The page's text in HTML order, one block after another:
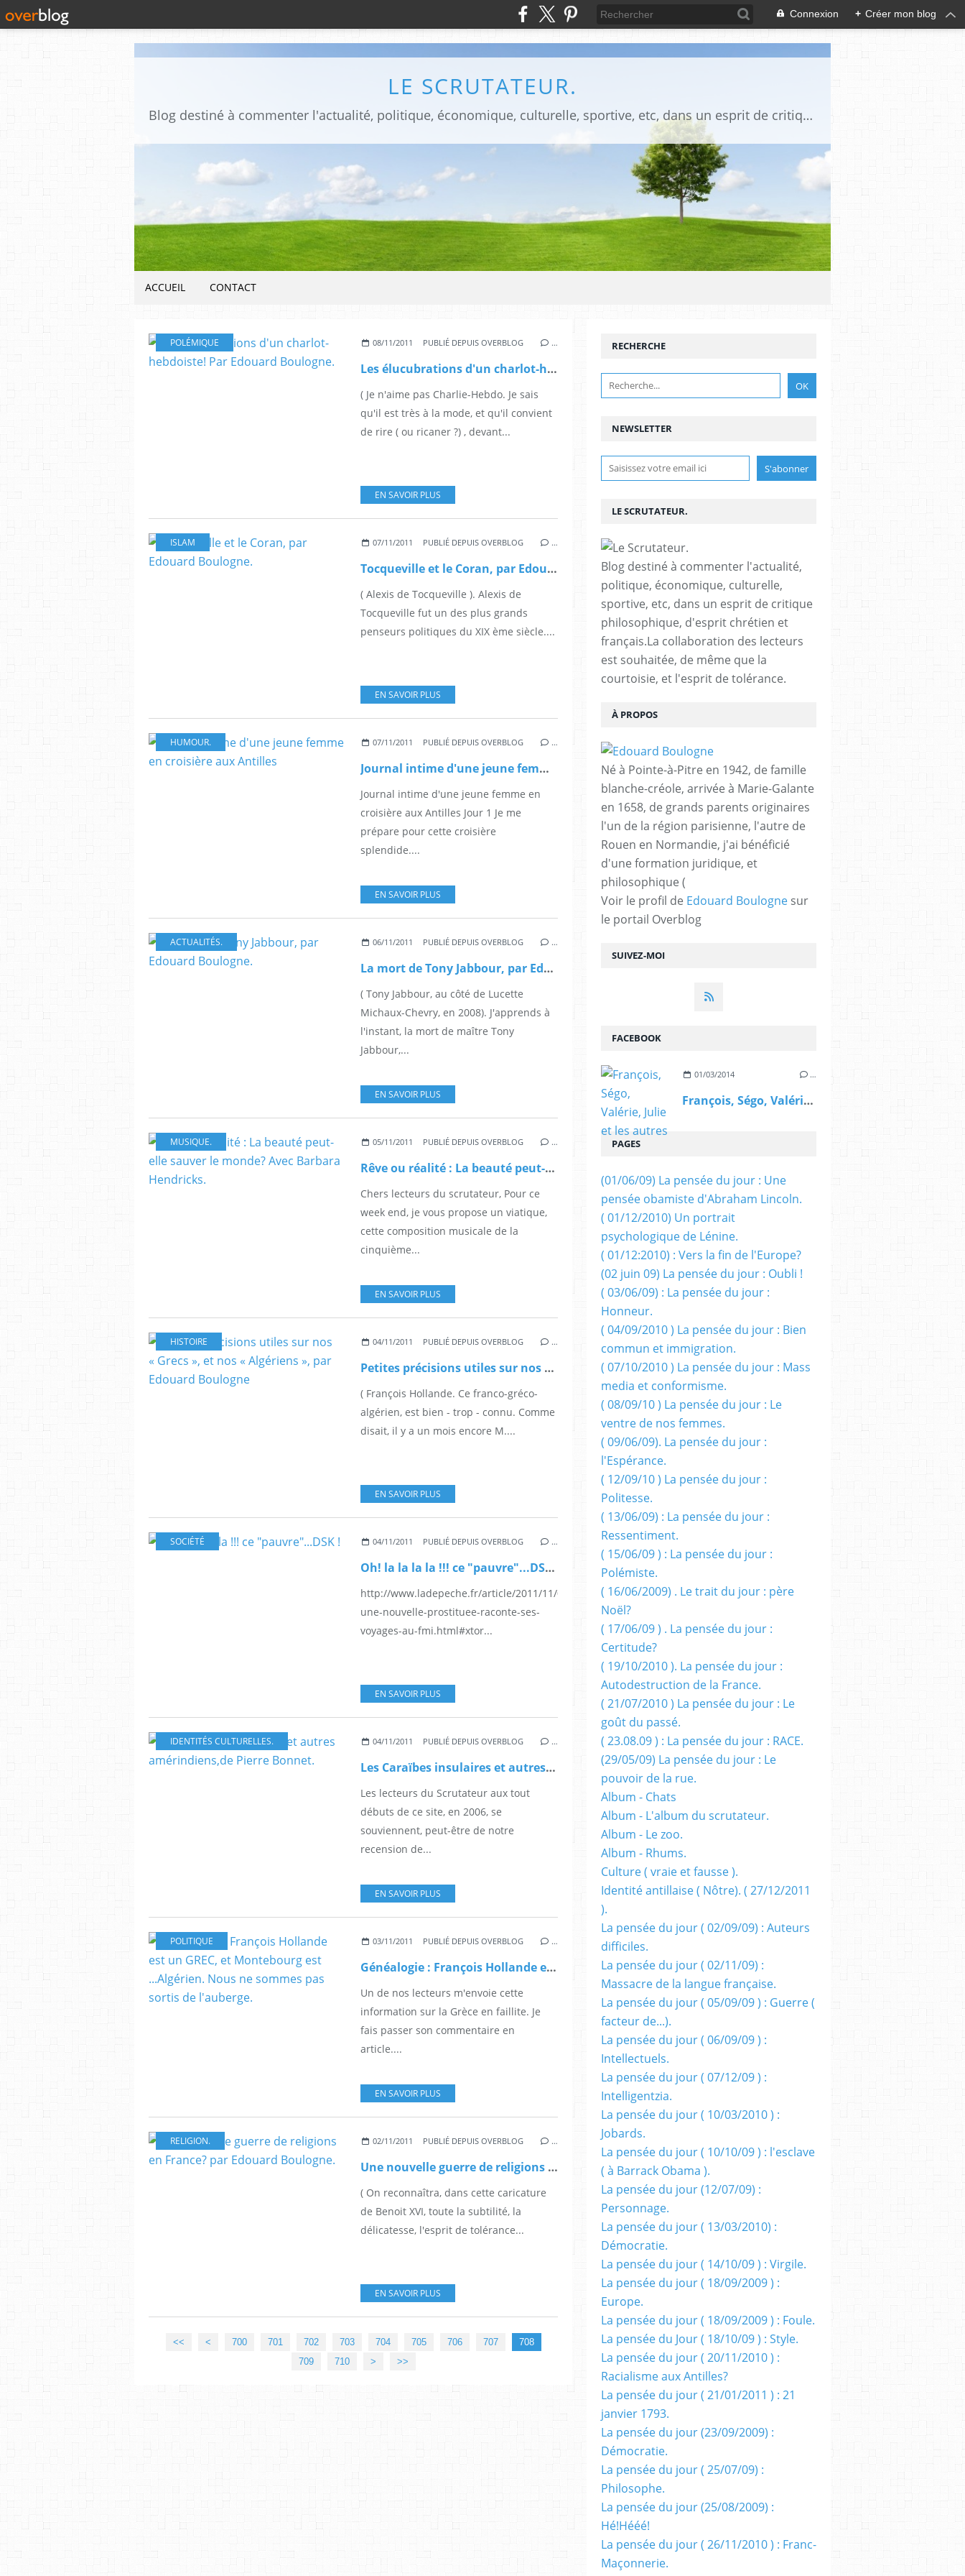
Connexion + Créer mon blog
LE SCRUTATEUR.
Blog destiné à commenter l'actualité, politique, économique, culturelle, sportive, etc, dans un esprit de critique philosophique, d'esprit chrétien et français.La collaboration des lecteurs est souhaitée, de même que la courtoisie, et l'esprit de tolérance.
ACCUEIL CONTACT
POLÉMIQUE 08/11/2011 PUBLIÉ DEPUIS OVERBLOG …
Les élucubrations d'un charlot-hebdoiste! Par Edouard Boulogne.
( Je n'aime pas Charlie-Hebdo. Je sais
qu'il est très à la mode, et qu'il convient
de rire ( ou ricaner ?) , devant...
EN SAVOIR PLUS
ISLAM 07/11/2011 PUBLIÉ DEPUIS OVERBLOG …
Tocqueville et le Coran, par Edouard Boulogne.
( Alexis de Tocqueville ). Alexis de
Tocqueville fut un des plus grands
penseurs politiques du XIX ème siècle....
EN SAVOIR PLUS
HUMOUR. 07/11/2011 PUBLIÉ DEPUIS OVERBLOG …
Journal intime d'une jeune femme en croisière aux Antilles
Journal intime d'une jeune femme en
croisière aux Antilles Jour 1 Je me
prépare pour cette croisière
splendide....
EN SAVOIR PLUS
ACTUALITÉS. 06/11/2011 PUBLIÉ DEPUIS OVERBLOG …
La mort de Tony Jabbour, par Edouard Boulogne.
( Tony Jabbour, au côté de Lucette
Michaux-Chevry, en 2008). J'apprends à
l'instant, la mort de maître Tony
Jabbour,...
EN SAVOIR PLUS
MUSIQUE. 05/11/2011 PUBLIÉ DEPUIS OVERBLOG …
Rêve ou réalité : La beauté peut-elle sauver le monde? Avec Barbara Hendricks.
Chers lecteurs du scrutateur, Pour ce
week end, je vous propose un viatique,
cette composition musicale de la
cinquième...
EN SAVOIR PLUS
HISTOIRE 04/11/2011 PUBLIÉ DEPUIS OVERBLOG …
Petites précisions utiles sur nos « Grecs », et nos « Algériens », par Edouard Boulogne
( François Hollande. Ce franco-gréco-
algérien, est bien - trop - connu. Comme
disait, il y a un mois encore M....
EN SAVOIR PLUS
SOCIÉTÉ 04/11/2011 PUBLIÉ DEPUIS OVERBLOG …
Oh! la la la la !!! ce "pauvre"...DSK !
http://www.ladepeche.fr/article/2011/11/04/1207956-
une-nouvelle-prostituee-raconte-ses-
voyages-au-fmi.html#xtor...
EN SAVOIR PLUS
IDENTITÉS CULTURELLES. 04/11/2011 PUBLIÉ DEPUIS OVERBLOG …
Les Caraïbes insulaires et autres amérindiens,de Pierre Bonnet.
Les lecteurs du Scrutateur aux tout
débuts de ce site, en 2006, se
souviennent, peut-être de notre
recension de...
EN SAVOIR PLUS
POLITIQUE 03/11/2011 PUBLIÉ DEPUIS OVERBLOG …
Généalogie : François Hollande est un GREC, et Montebourg est ...Algérien. Nous ne sommes pas sortis de l'auberge.
Un de nos lecteurs m'envoie cette
information sur la Grèce en faillite. Je
fais passer son commentaire en
article....
EN SAVOIR PLUS
RELIGION. 02/11/2011 PUBLIÉ DEPUIS OVERBLOG …
Une nouvelle guerre de religions en France? par Edouard Boulogne.
( On reconnaîtra, dans cette caricature
de Benoit XVI, toute la subtilité, la
délicatesse, l'esprit de tolérance...
EN SAVOIR PLUS
<< < 700 701 702 703 704 705 706 707
708
709
710 720
730
740
750
760
770
780
790
800
900
> >>
NEWSLETTER
SUIVEZ-MOI
RECHERCHE
LE SCRUTATEUR.
Blog destiné à commenter l'actualité,
politique, économique, culturelle,
sportive, etc, dans un esprit de critique
philosophique, d'esprit chrétien et
français.La collaboration des lecteurs
est souhaitée, de même que la
courtoisie, et l'esprit de tolérance.
À PROPOS
Né à Pointe-à-Pitre en 1942, de famille
blanche-créole, arrivée à Marie-Galante
en 1658, de grands parents originaires
l'un de la région parisienne, l'autre de
Rouen en Normandie, j'ai bénéficié
d'une formation juridique, et
philosophique (
Voir le profil de Edouard Boulogne sur
le portail Overblog
FACEBOOK
01/03/2014 …
François, Ségo, Valérie, Julie et les autres
PAGES
(01/06/09) La pensée du jour : Une
pensée obamiste d'Abraham Lincoln.
( 01/12/2010) Un portrait
psychologique de Lénine.
( 01/12:2010) : Vers la fin de l'Europe?
(02 juin 09) La pensée du jour : Oubli !
( 03/06/09) : La pensée du jour :
Honneur.
( 04/09/2010 ) La pensée du jour : Bien
commun et immigration.
( 07/10/2010 ) La pensée du jour : Mass
media et conformisme.
( 08/09/10 ) La pensée du jour : Le
ventre de nos femmes.
( 09/06/09). La pensée du jour :
l'Espérance.
( 12/09/10 ) La pensée du jour :
Politesse.
( 13/06/09) : La pensée du jour :
Ressentiment.
( 15/06/09 ) : La pensée du jour :
Polémiste.
( 16/06/2009) . Le trait du jour : père
Noël?
( 17/06/09 ) . La pensée du jour :
Certitude?
( 19/10/2010 ). La pensée du jour :
Autodestruction de la France.
( 21/07/2010 ) La pensée du jour : Le
goût du passé.
( 23.08.09 ) : La pensée du jour : RACE.
(29/05/09) La pensée du jour : Le
pouvoir de la rue.
Album - Chats
Album - L'album du scrutateur.
Album - Le zoo.
Album - Rhums.
Culture ( vraie et fausse ).
Identité antillaise ( Nôtre). ( 27/12/2011
).
La pensée du jour ( 02/09/09) : Auteurs
difficiles.
La pensée du jour ( 02/11/09) :
Massacre de la langue française.
La pensée du jour ( 05/09/09 ) : Guerre (
facteur de...).
La pensée du jour ( 06/09/09 ) :
Intellectuels.
La pensée du jour ( 07/12/09 ) :
Intelligentzia.
La pensée du jour ( 10/03/2010 ) :
Jobards.
La pensée du jour ( 10/10/09 ) : l'esclave
( à Barrack Obama ).
La pensée du jour (12/07/09) :
Personnage.
La pensée du jour ( 13/03/2010) :
Démocratie.
La pensée du jour ( 14/10/09 ) : Virgile.
La pensée du jour ( 18/09/2009 ) :
Europe.
La pensée du jour ( 18/09/2009 ) : Foule.
La pensée du Jour ( 18/10/09 ) : Style.
La pensée du jour ( 20/11/2010 ) :
Racialisme aux Antilles?
La pensée du jour ( 21/01/2011 ) : 21
janvier 1793.
La pensée du jour (23/09/2009) :
Démocratie.
La pensée du jour ( 25/07/09) :
Philosophe.
La pensée du jour (25/08/2009) :
Hé!Hééé!
La pensée du jour ( 26/11/2010 ) : Franc-
Maçonnerie.